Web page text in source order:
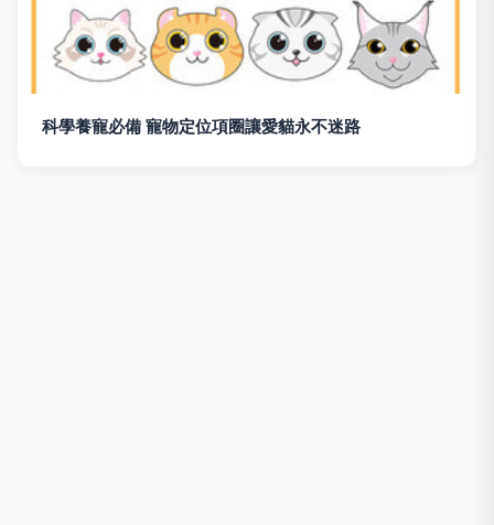
科學養寵必備 寵物定位項圈讓愛貓永不迷路